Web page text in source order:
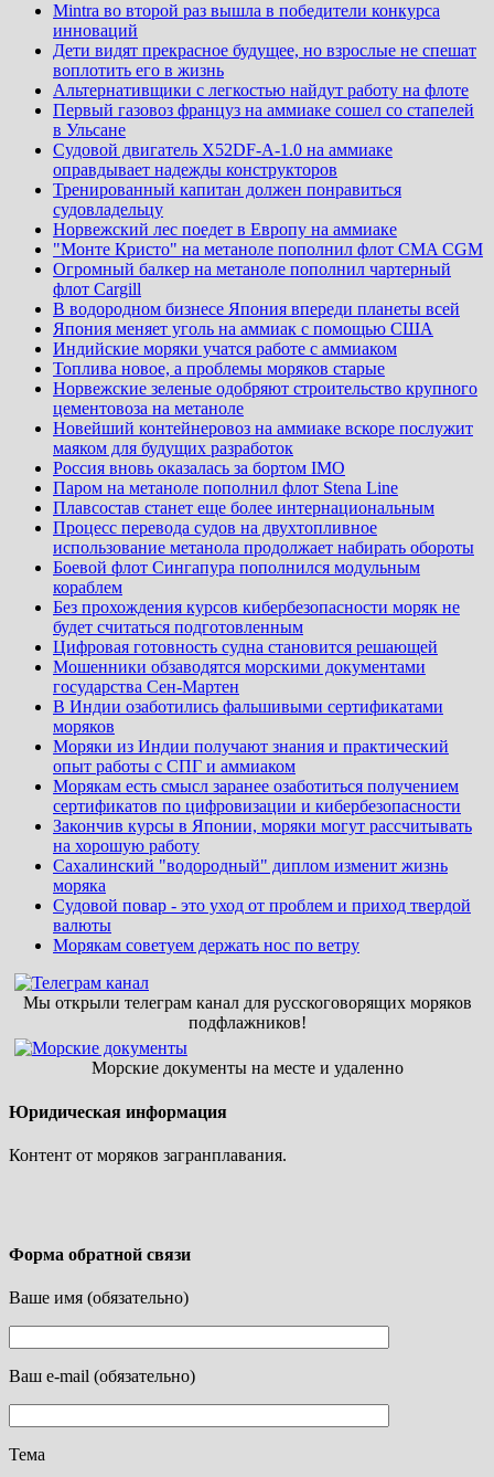
Mintra во второй раз вышла в победители конкурса
инноваций
Дети видят прекрасное будущее, но взрослые не спешат
воплотить его в жизнь
Альтернативщики с легкостью найдут работу на флоте
Первый газовоз француз на аммиаке сошел со стапелей
в Ульсане
Судовой двигатель X52DF-A-1.0 на аммиаке
оправдывает надежды конструкторов
Тренированный капитан должен понравиться
судовладельцу
Норвежский лес поедет в Европу на аммиаке
"Монте Кристо" на метаноле пополнил флот CMA CGM
Огромный балкер на метаноле пополнил чартерный
флот Cargill
В водородном бизнесе Япония впереди планеты всей
Япония меняет уголь на аммиак с помощью США
Индийские моряки учатся работе с аммиаком
Топлива новое, а проблемы моряков старые
Норвежские зеленые одобряют строительство крупного
цементовоза на метаноле
Новейший контейнеровоз на аммиаке вскоре послужит
маяком для будущих разработок
Россия вновь оказалась за бортом IMO
Паром на метаноле пополнил флот Stena Line
Плавсостав станет еще более интернациональным
Процесс перевода судов на двухтопливное
использование метанола продолжает набирать обороты
Боевой флот Сингапура пополнился модульным
кораблем
Без прохождения курсов кибербезопасности моряк не
будет считаться подготовленным
Цифровая готовность судна становится решающей
Мошенники обзаводятся морскими документами
государства Сен-Мартен
В Индии озаботились фальшивыми сертификатами
моряков
Моряки из Индии получают знания и практический
опыт работы с СПГ и аммиаком
Морякам есть смысл заранее озаботиться получением
сертификатов по цифровизации и кибербезопасности
Закончив курсы в Японии, моряки могут рассчитывать
на хорошую работу
Сахалинский "водородный" диплом изменит жизнь
моряка
Судовой повар - это уход от проблем и приход твердой
валюты
Морякам советуем держать нос по ветру
Мы открыли телеграм канал для русскоговорящих моряков
подфлажников!
Морские документы на месте и удаленно
Юридическая информация
Контент от моряков загранплавания.
Форма обратной связи
Ваше имя (обязательно)
Ваш e-mail (обязательно)
Тема